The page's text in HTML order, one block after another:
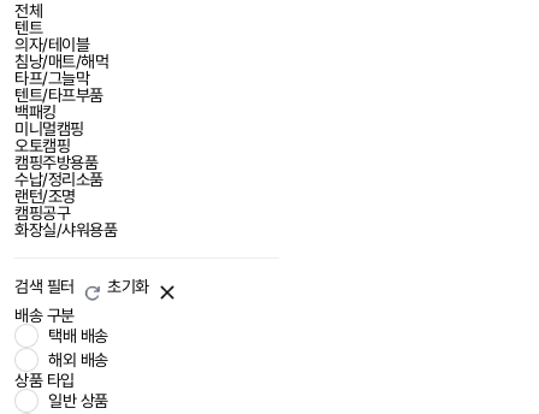
전체
텐트
의자/테이블
침낭/매트/해먹
타프/그늘막
텐트/타프부품
백패킹
미니멀캠핑
오토캠핑
캠핑주방용품
수납/정리소품
랜턴/조명
캠핑공구
화장실/샤워용품
검색 필터
초기화
배송 구분
택배 배송
해외 배송
상품 타입
일반 상품